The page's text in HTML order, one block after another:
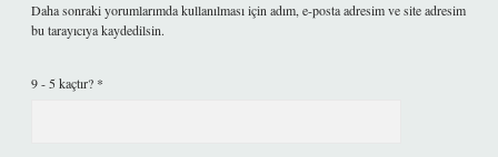
Daha sonraki yorumlarımda kullanılması için adım, e-posta adresim ve site adresim
bu tarayıcıya kaydedilsin.
9 - 5 kaçtır? *